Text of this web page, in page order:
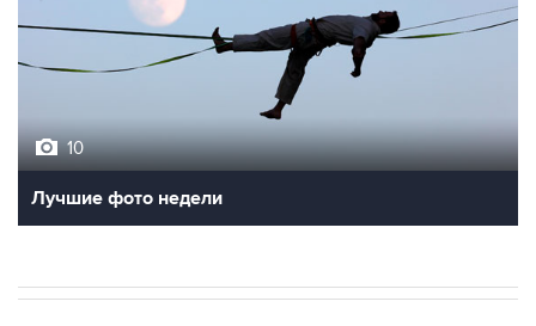
10
Лучшие фото недели